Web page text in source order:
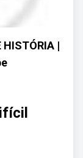
HISTÓRIA |